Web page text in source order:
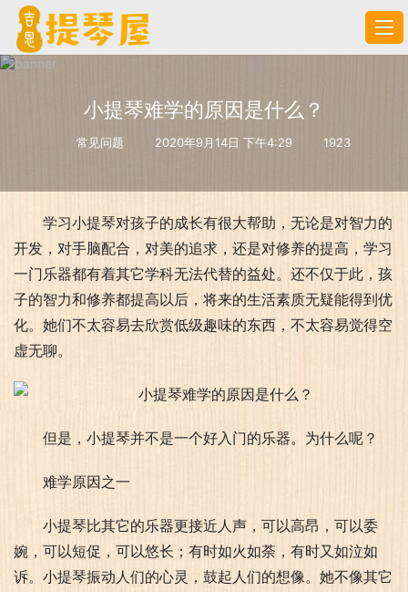
小提琴难学的原因是什么？
常见问题 2020年9月14日 下午4:29 1923
学习小提琴对孩子的成长有很大帮助，无论是对智力的
开发，对手脑配合，对美的追求，还是对修养的提高，学习
一门乐器都有着其它学科无法代替的益处。还不仅于此，孩
子的智力和修养都提高以后，将来的生活素质无疑能得到优
化。她们不太容易去欣赏低级趣味的东西，不太容易觉得空
虚无聊。
但是，小提琴并不是一个好入门的乐器。为什么呢？
难学原因之一
小提琴比其它的乐器更接近人声，可以高昂，可以委
婉，可以短促，可以悠长；有时如火如荼，有时又如泣如
诉。小提琴振动人们的心灵，鼓起人们的想像。她不像其它